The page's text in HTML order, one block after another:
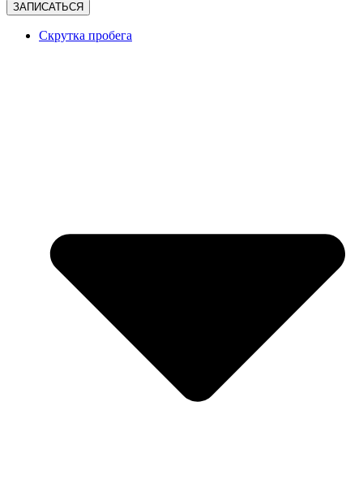
ЗАПИСАТЬСЯ
Скрутка пробега